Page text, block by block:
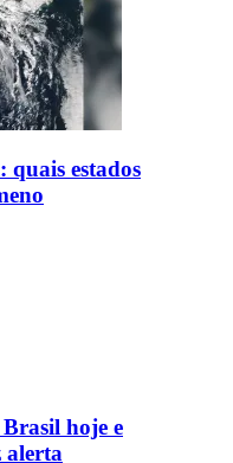
quais estados
hoje e
alerta